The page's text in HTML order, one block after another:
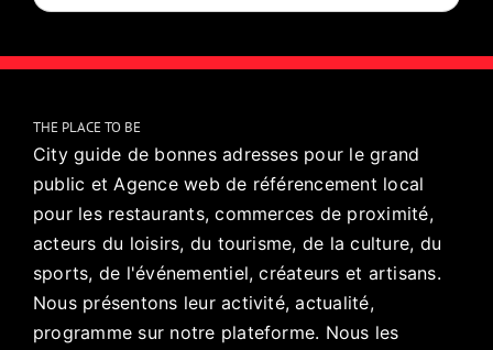
THE PLACE TO BE
City guide de bonnes adresses pour le grand
public et Agence web de référencement local
pour les restaurants, commerces de proximité,
acteurs du loisirs, du tourisme, de la culture, du
sports, de l'événementiel, créateurs et artisans.
Nous présentons leur activité, actualité,
programme sur notre plateforme. Nous les